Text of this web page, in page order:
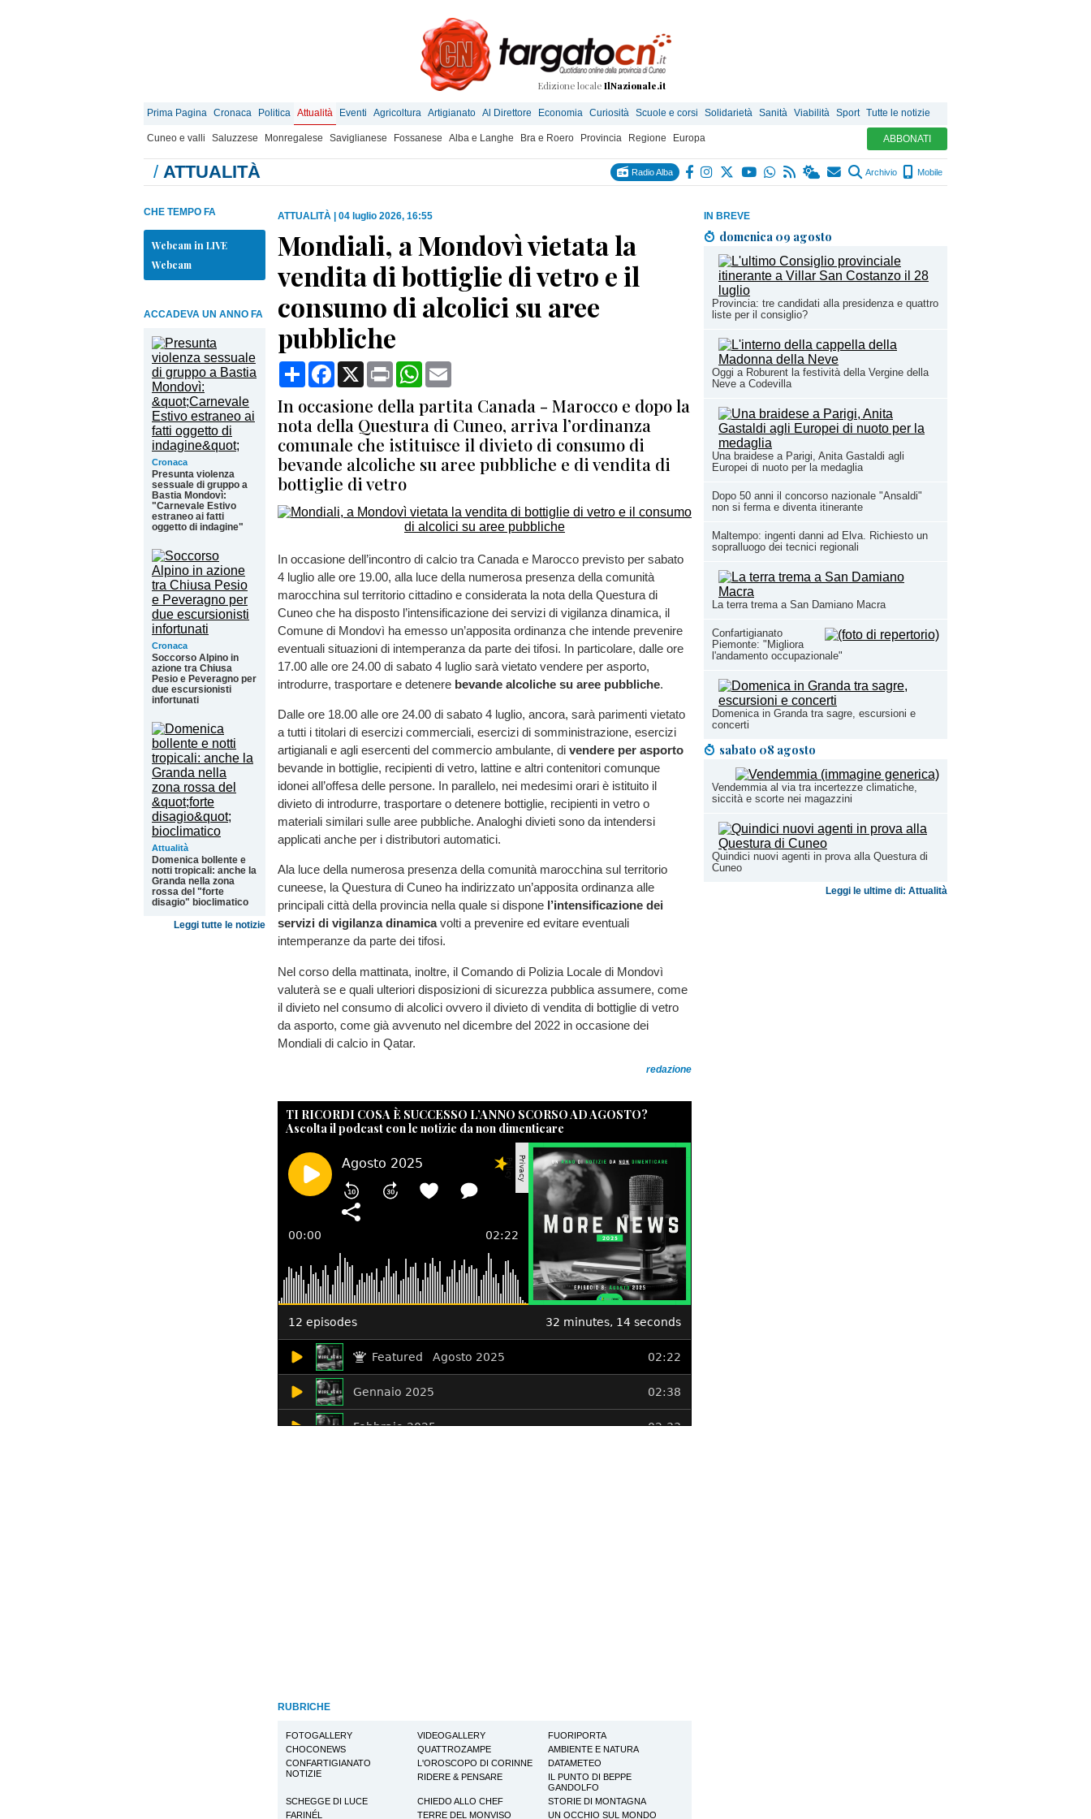
Edizione locale IlNazionale.it
Prima Pagina Cronaca Politica Attualità Eventi Agricoltura Artigianato Al Direttore Economia Curiosità Scuole e corsi Solidarietà Sanità Viabilità Sport Tutte le notizie
Cuneo e valli Saluzzese Monregalese Saviglianese Fossanese Alba e Langhe Bra e Roero Provincia Regione Europa ABBONATI
/ ATTUALITÀ Radio Alba Archivio Mobile
IN BREVE
domenica 09 agosto
Provincia: tre candidati alla presidenza e quattro
liste per il consiglio?
Oggi a Roburent la festività della Vergine della
Neve a Codevilla
Una braidese a Parigi, Anita Gastaldi agli
Europei di nuoto per la medaglia
Dopo 50 anni il concorso nazionale "Ansaldi"
non si ferma e diventa itinerante
Maltempo: ingenti danni ad Elva. Richiesto un
sopralluogo dei tecnici regionali
La terra trema a San Damiano Macra
Confartigianato
Piemonte: "Migliora
l'andamento occupazionale"
Domenica in Granda tra sagre, escursioni e
concerti
sabato 08 agosto
Vendemmia al via tra incertezze climatiche,
siccità e scorte nei magazzini
Quindici nuovi agenti in prova alla Questura di
Cuneo
Leggi le ultime di: Attualità
CHE TEMPO FA
Webcam in LIVE
Webcam
ACCADEVA UN ANNO FA
Cronaca
Presunta violenza
sessuale di gruppo a
Bastia Mondovì:
"Carnevale Estivo
estraneo ai fatti
oggetto di indagine"
Cronaca
Soccorso Alpino in
azione tra Chiusa
Pesio e Peveragno per
due escursionisti
infortunati
Attualità
Domenica bollente e
notti tropicali: anche la
Granda nella zona
rossa del "forte
disagio" bioclimatico
Leggi tutte le notizie
ATTUALITÀ 04 luglio 2026, 16:55
Mondiali, a Mondovì vietata la
vendita di bottiglie di vetro e il
consumo di alcolici su aree
pubbliche
CondividiFacebook
X Print WhatsApp
In occasione della partita Canada - Marocco e dopo la
nota della Questura di Cuneo, arriva l’ordinanza
comunale che istituisce il divieto di consumo di
bevande alcoliche su aree pubbliche e di vendita di
bottiglie di vetro
In occasione dell’incontro di calcio tra Canada e Marocco previsto per sabato
4 luglio alle ore 19.00, alla luce della numerosa presenza della comunità
marocchina sul territorio cittadino e considerata la nota della Questura di
Cuneo che ha disposto l’intensificazione dei servizi di vigilanza dinamica, il
Comune di Mondovì ha emesso un’apposita ordinanza che intende prevenire
eventuali situazioni di intemperanza da parte dei tifosi. In particolare, dalle ore
17.00 alle ore 24.00 di sabato 4 luglio sarà vietato vendere per asporto,
introdurre, trasportare e detenere bevande alcoliche su aree pubbliche.
Dalle ore 18.00 alle ore 24.00 di sabato 4 luglio, ancora, sarà parimenti vietato
a tutti i titolari di esercizi commerciali, esercizi di somministrazione, esercizi
artigianali e agli esercenti del commercio ambulante, di vendere per asporto
bevande in bottiglie, recipienti di vetro, lattine e altri contenitori comunque
idonei all’offesa delle persone. In parallelo, nei medesimi orari è istituito il
divieto di introdurre, trasportare o detenere bottiglie, recipienti in vetro o
materiali similari sulle aree pubbliche. Analoghi divieti sono da intendersi
applicati anche per i distributori automatici.
Ala luce della numerosa presenza della comunità marocchina sul territorio
cuneese, la Questura di Cuneo ha indirizzato un’apposita ordinanza alle
principali città della provincia nella quale si dispone l’intensificazione dei
servizi di vigilanza dinamicavolti a prevenire ed evitare eventuali
intemperanze da parte dei tifosi.
Nel corso della mattinata, inoltre, il Comando di Polizia Locale di Mondovì
valuterà se e quali ulteriori disposizioni di sicurezza pubblica assumere, come
il divieto nel consumo di alcolici ovvero il divieto di vendita di bottiglie di vetro
da asporto, come già avvenuto nel dicembre del 2022 in occasione dei
Mondiali di calcio in Qatar.
redazione
TI RICORDI COSA È SUCCESSO L’ANNO SCORSO AD AGOSTO?
Ascolta il podcast con le notizie da non dimenticare
RUBRICHE
FOTOGALLERY VIDEOGALLERY
FUORIPORTA
CHOCONEWS
QUATTROZAMPE
AMBIENTE E NATURA
CONFARTIGIANATO
NOTIZIE
L'OROSCOPO DI CORINNE
DATAMETEO
RIDERE & PENSARE
IL PUNTO DI BEPPE
GANDOLFO
SCHEGGE DI LUCE
CHIEDO ALLO CHEF
STORIE DI MONTAGNA
FARINÉL
TERRE DEL MONVISO UN OCCHIO SUL MONDO